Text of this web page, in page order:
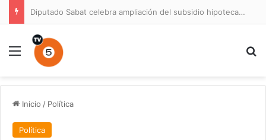
Diputado Sabat celebra ampliación del subsidio hipotecario con viviendas de hasta 6.000 UF
Menú
Inicio / Política
Política